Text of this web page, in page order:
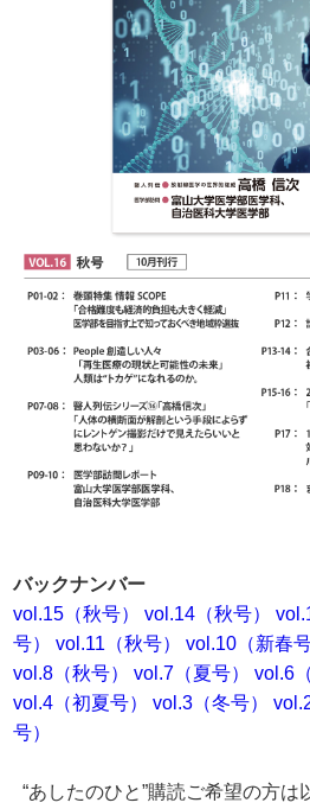
バックナンバー
vol.15（秋号）
vol.14（秋号）
号）
vol.11（秋号） vol.10（新春号
vol.8（秋号）
vol.7（夏号） vol.6
vol.4（初夏号）
vol.3（冬号）
号）
“あしたのひと”購読ご希望の方は